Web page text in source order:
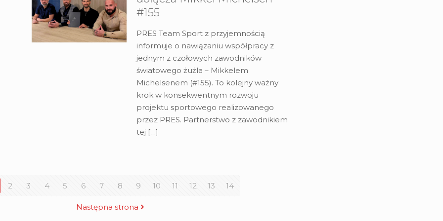
#155
PRES Team Sport z przyjemnością
informuje o nawiązaniu współpracy z
jednym z czołowych zawodników
światowego żużla – Mikkelem
Michelsenem (#155). To kolejny ważny
krok w konsekwentnym rozwoju
projektu sportowego realizowanego
przez PRES. Partnerstwo z zawodnikiem
tej […]
2 3 4 5 6 7 8 9 10 11 12 13 14
Następna strona